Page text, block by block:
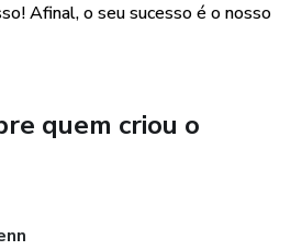
Afinal, o seu sucesso é o nosso
quem criou o